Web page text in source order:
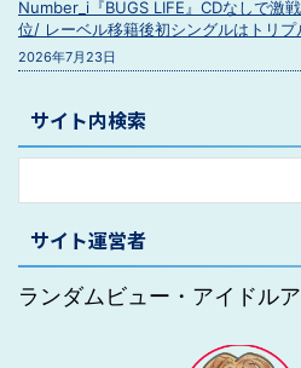
Number_i『BUGS LIFE』CDなしで激
位/ レーベル移籍後初シングルはトリプ
2026年7月23日
サイト内検索
サイト運営者
ランダムビュー・アイドル